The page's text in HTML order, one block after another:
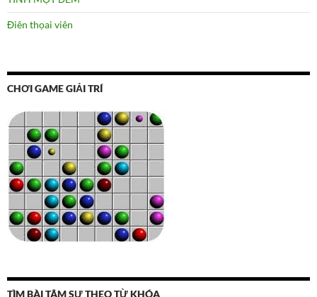
Điên thọai viên
CHƠI GAME GIẢI TRÍ
TÌM BÀI TÂM SỰ THEO TỪ KHÓA